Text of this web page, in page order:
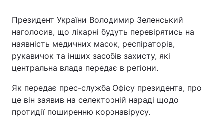
Головна Війна
Україна Політика
Економіка
Спорт Наука
Техно і зв'язок Лайт
Президент України Володимир Зеленський
наголосив, що лікарні будуть перевірятись на
наявність медичних масок, респіраторів,
рукавичок та інших засобів захисту, які
центральна влада передає в регіони.
Як передає прес-служба Офісу президента, про
це він заявив на селекторній нараді щодо
протидії поширенню коронавірусу.